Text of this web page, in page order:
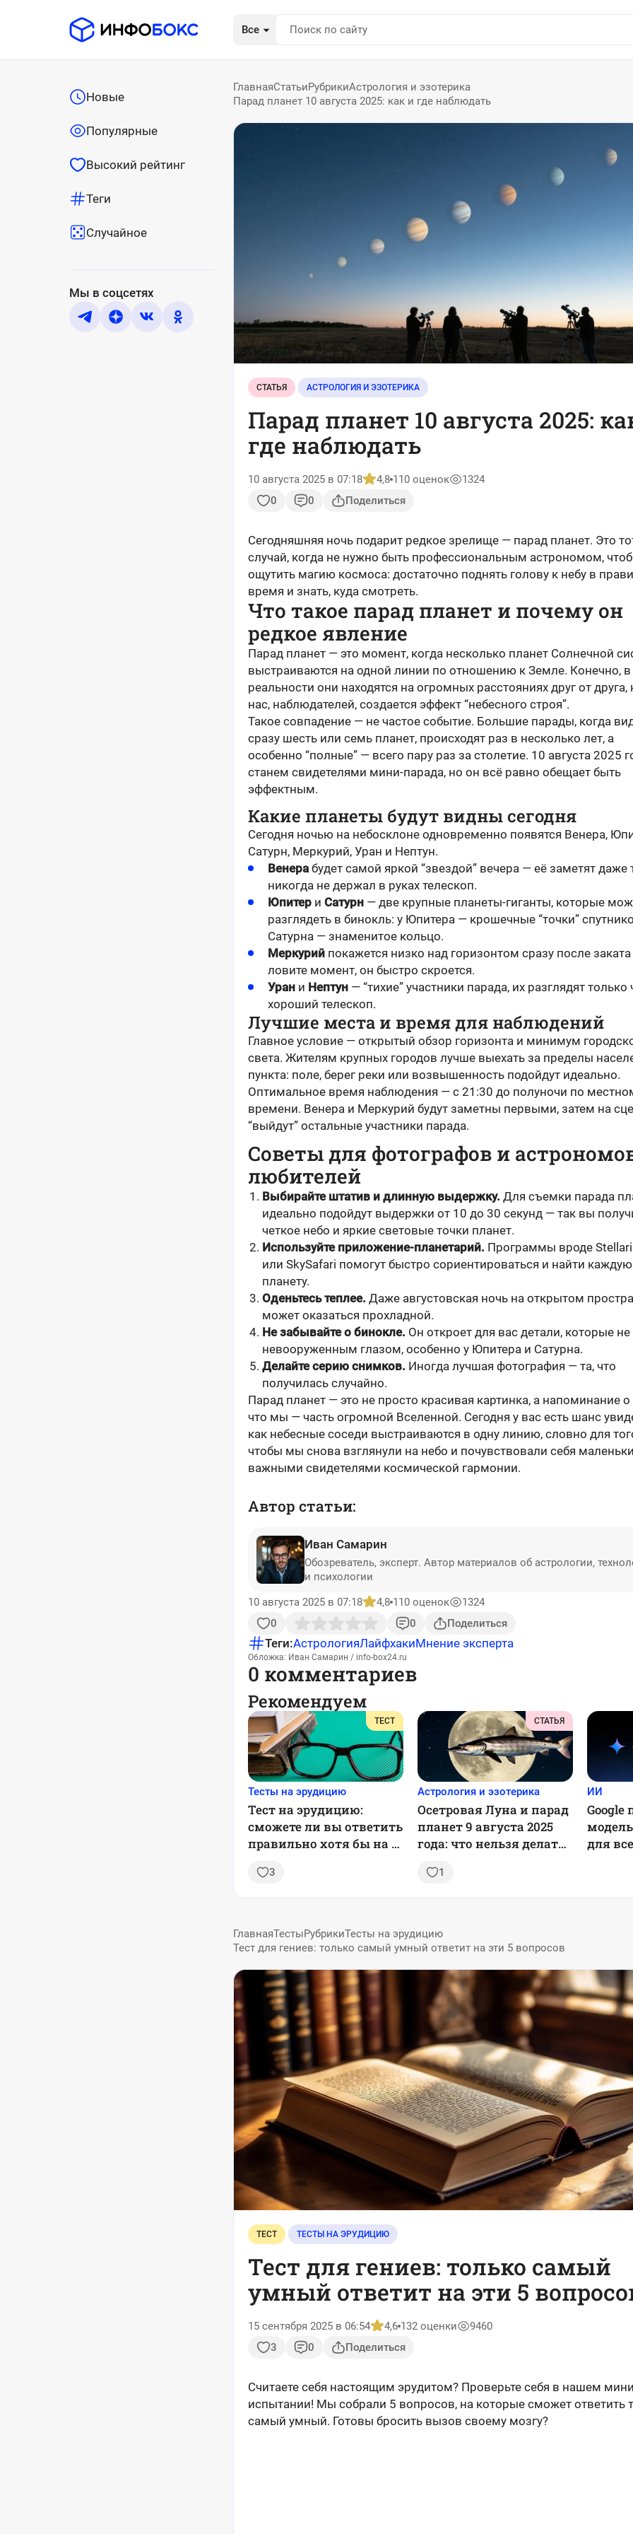
Все
Новые
Популярные
Высокий рейтинг
Теги
Случайное
Мы в соцсетях
ГлавнаяСтатьиРубрикиАстрология и эзотерика
Парад планет 10 августа 2025: как и где наблюдать
СТАТЬЯ АСТРОЛОГИЯ И ЭЗОТЕРИКА
Парад планет 10 августа 2025:
где наблюдать
10 августа 2025 в 07:18 4,8 110 оценок
1324
0
0 Поделиться
Сегодняшняя ночь подарит редкое зрелище — парад планет. Это
случай, когда не нужно быть профессиональным астрономом,
ощутить магию космоса: достаточно поднять голову к небу в
время и знать, куда смотреть.
Что такое парад планет и почему он
редкое явление
Парад планет — это момент, когда несколько планет Солнечной
выстраиваются на одной линии по отношению к Земле. Конечно, в
реальности они находятся на огромных расстояниях друг от друга,
нас, наблюдателей, создается эффект “небесного строя”.
Такое совпадение — не частое событие. Большие парады, когда
сразу шесть или семь планет, происходят раз в несколько лет, а
особенно “полные” — всего пару раз за столетие. 10 августа 2025
станем свидетелями мини-парада, но он всё равно обещает быть
эффектным.
Какие планеты будут видны сегодня
Сегодня ночью на небосклоне одновременно появятся Венера,
Сатурн, Меркурий, Уран и Нептун.
Венерабудет самой яркой “звездой” вечера — её заметят даже
никогда не держал в руках телескоп.
Юпитер и Сатурн — две крупные планеты-гиганты, которые
разглядеть в бинокль: у Юпитера — крошечные “точки”
Сатурна — знаменитое кольцо.
Меркурий покажется низко над горизонтом сразу после
ловите момент, он быстро скроется.
Уран и Нептун — “тихие” участники парада, их разглядят только
хороший телескоп.
Лучшие места и время для наблюдений
Главное условие — открытый обзор горизонта и минимум
света. Жителям крупных городов лучше выехать за пределы
пункта: поле, берег реки или возвышенность подойдут идеально.
Оптимальное время наблюдения — с 21:30 до полуночи по
времени. Венера и Меркурий будут заметны первыми, затем на
“выйдут” остальные участники парада.
Советы для фотографов и
любителей
Выбирайте штатив и длинную выдержку. Для съемки парада
идеально подойдут выдержки от 10 до 30 секунд — так вы
четкое небо и яркие световые точки планет.
Используйте приложение-планетарий. Программы вроде
или SkySafari помогут быстро сориентироваться и найти каждую
планету.
Оденьтесь теплее. Даже августовская ночь на открытом
может оказаться прохладной.
Не забывайте о бинокле. Он откроет для вас детали, которые
невооруженным глазом, особенно у Юпитера и Сатурна.
Делайте серию снимков. Иногда лучшая фотография — та, что
получилась случайно.
Парад планет — это не просто красивая картинка, а напоминание
что мы — часть огромной Вселенной. Сегодня у вас есть шанс
как небесные соседи выстраиваются в одну линию, словно для
чтобы мы снова взглянули на небо и почувствовали себя
важными свидетелями космической гармонии.
Автор статьи:
Иван Самарин
Обозреватель, эксперт. Автор материалов об астрологии,
и психологии
10 августа 2025 в 07:18
4,8 110 оценок
1324
0
0 Поделиться
Теги:АстрологияЛайфхакиМнение эксперта
Обложка: Иван Самарин / info-box24.ru
0 комментариев
Рекомендуем
ТЕСТ
Тесты на эрудицию
Тест на эрудицию:
сможете ли вы ответить
правильно хотя бы на 5
3
СТАТЬЯ
Астрология и эзотерика
Осетровая Луна и парад
планет 9 августа 2025
года: что нельзя делать
1
ИИ
Google
модель
для
ГлавнаяТестыРубрикиТесты на эрудицию
Тест для гениев: только самый умный ответит на эти 5 вопросов
ТЕСТ ТЕСТЫ НА ЭРУДИЦИЮ
Тест для гениев: только самый
умный ответит на эти 5
15 сентября 2025 в 06:54 4,6 132 оценки
9460
3
0 Поделиться
Считаете себя настоящим эрудитом? Проверьте себя в нашем
испытании! Мы собрали 5 вопросов, на которые сможет ответить
самый умный. Готовы бросить вызов своему мозгу?